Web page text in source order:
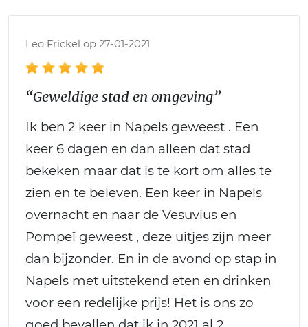
Leo Frickel op 27-01-2021
“Geweldige stad en omgeving”
Ik ben 2 keer in Napels geweest . Een
keer 6 dagen en dan alleen dat stad
bekeken maar dat is te kort om alles te
zien en te beleven. Een keer in Napels
overnacht en naar de Vesuvius en
Pompeï geweest , deze uitjes zijn meer
dan bijzonder. En in de avond op stap in
Napels met uitstekend eten en drinken
voor een redelijke prijs! Het is ons zo